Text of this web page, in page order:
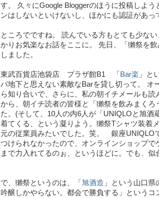
す。 久々にGoogle Bloggerのほうに投稿しよ
ンはしないといけないし、ほかにも認証があっ
ところでですね。 読んでいる方もとても少な
かりお気楽なお話をここに。 先日、「獺祭を
しました。
東武百貨店池袋店 プラザ館B1 「 Bar楽 」と
パ地下と思えない素敵なBarを貸し切って。 オ
ら知り合いで、さらに、私の朝イチメールも
から、朝イチ読者の皆様と「獺祭を飲みまくろ
た。(そして、10人の内6人が「UNIQLOと旭酒
着てくる、という凝りよう。獺祭Tシャツ装着
元の従業員みたいでした。笑。 銀座UNIQLO
つけられなかったので、オンラインショップで
まで力入れてるのぉ、というほどに。でも、似
で、獺祭というのは、「 旭酒造 」という山口
吟醸しかやらない。都会で勝負する」という